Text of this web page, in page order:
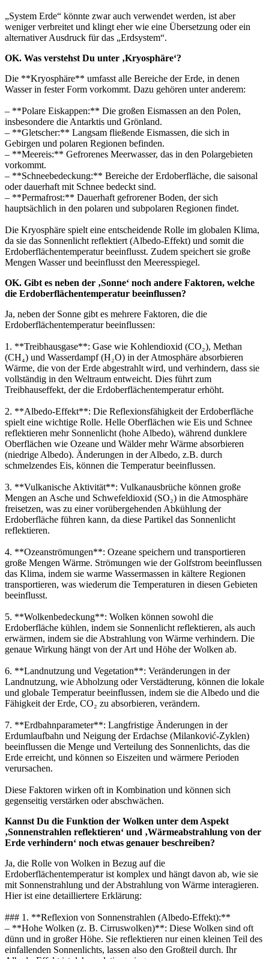
„System Erde“ könnte zwar auch verwendet werden, ist aber
weniger verbreitet und klingt eher wie eine Übersetzung oder ein
alternativer Ausdruck für das „Erdsystem“.
OK. Was verstehst Du unter ‚Kryosphäre‘?
Die **Kryosphäre** umfasst alle Bereiche der Erde, in denen
Wasser in fester Form vorkommt. Dazu gehören unter anderem:
– **Polare Eiskappen:** Die großen Eismassen an den Polen,
insbesondere die Antarktis und Grönland.
– **Gletscher:** Langsam fließende Eismassen, die sich in
Gebirgen und polaren Regionen befinden.
– **Meereis:** Gefrorenes Meerwasser, das in den Polargebieten
vorkommt.
– **Schneebedeckung:** Bereiche der Erdoberfläche, die saisonal
oder dauerhaft mit Schnee bedeckt sind.
– **Permafrost:** Dauerhaft gefrorener Boden, der sich
hauptsächlich in den polaren und subpolaren Regionen findet.
Die Kryosphäre spielt eine entscheidende Rolle im globalen Klima,
da sie das Sonnenlicht reflektiert (Albedo-Effekt) und somit die
Erdoberflächentemperatur beeinflusst. Zudem speichert sie große
Mengen Wasser und beeinflusst den Meeresspiegel.
OK. Gibt es neben der ‚Sonne‘ noch andere Faktoren, welche
die Erdoberflächentemperatur beeinflussen?
Ja, neben der Sonne gibt es mehrere Faktoren, die die
Erdoberflächentemperatur beeinflussen:
1. **Treibhausgase**: Gase wie Kohlendioxid (CO₂), Methan
(CH₄) und Wasserdampf (H₂O) in der Atmosphäre absorbieren
Wärme, die von der Erde abgestrahlt wird, und verhindern, dass sie
vollständig in den Weltraum entweicht. Dies führt zum
Treibhauseffekt, der die Erdoberflächentemperatur erhöht.
2. **Albedo-Effekt**: Die Reflexionsfähigkeit der Erdoberfläche
spielt eine wichtige Rolle. Helle Oberflächen wie Eis und Schnee
reflektieren mehr Sonnenlicht (hohe Albedo), während dunklere
Oberflächen wie Ozeane und Wälder mehr Wärme absorbieren
(niedrige Albedo). Änderungen in der Albedo, z.B. durch
schmelzendes Eis, können die Temperatur beeinflussen.
3. **Vulkanische Aktivität**: Vulkanausbrüche können große
Mengen an Asche und Schwefeldioxid (SO₂) in die Atmosphäre
freisetzen, was zu einer vorübergehenden Abkühlung der
Erdoberfläche führen kann, da diese Partikel das Sonnenlicht
reflektieren.
4. **Ozeanströmungen**: Ozeane speichern und transportieren
große Mengen Wärme. Strömungen wie der Golfstrom beeinflussen
das Klima, indem sie warme Wassermassen in kältere Regionen
transportieren, was wiederum die Temperaturen in diesen Gebieten
beeinflusst.
5. **Wolkenbedeckung**: Wolken können sowohl die
Erdoberfläche kühlen, indem sie Sonnenlicht reflektieren, als auch
erwärmen, indem sie die Abstrahlung von Wärme verhindern. Die
genaue Wirkung hängt von der Art und Höhe der Wolken ab.
6. **Landnutzung und Vegetation**: Veränderungen in der
Landnutzung, wie Abholzung oder Verstädterung, können die lokale
und globale Temperatur beeinflussen, indem sie die Albedo und die
Fähigkeit der Erde, CO₂ zu absorbieren, verändern.
7. **Erdbahnparameter**: Langfristige Änderungen in der
Erdumlaufbahn und Neigung der Erdachse (Milanković-Zyklen)
beeinflussen die Menge und Verteilung des Sonnenlichts, das die
Erde erreicht, und können so Eiszeiten und wärmere Perioden
verursachen.
Diese Faktoren wirken oft in Kombination und können sich
gegenseitig verstärken oder abschwächen.
Kannst Du die Funktion der Wolken unter dem Aspekt
‚Sonnenstrahlen reflektieren‘ und ‚Wärmeabstrahlung von der
Erde verhindern‘ noch etwas genauer beschreiben?
Ja, die Rolle von Wolken in Bezug auf die
Erdoberflächentemperatur ist komplex und hängt davon ab, wie sie
mit Sonnenstrahlung und der Abstrahlung von Wärme interagieren.
Hier ist eine detailliertere Erklärung:
### 1. **Reflexion von Sonnenstrahlen (Albedo-Effekt):**
– **Hohe Wolken (z. B. Cirruswolken)**: Diese Wolken sind oft
dünn und in großer Höhe. Sie reflektieren nur einen kleinen Teil des
einfallenden Sonnenlichts, lassen also den Großteil durch. Ihr